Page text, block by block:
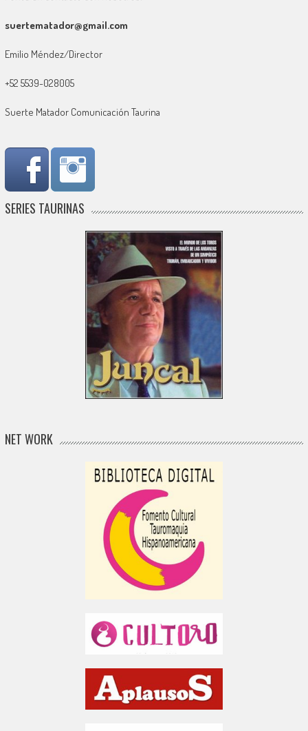
suertematador@gmail.com
Emilio Méndez/Director
+52 5539-028005
Suerte Matador Comunicación Taurina
SERIES TAURINAS
NET WORK